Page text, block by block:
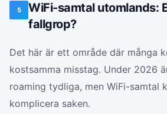
5
WiFi-samtal utomlands:
fallgrop?
Det här är ett område där många
kostsamma misstag. Under 2026
roaming tydliga, men WiFi-samtal
komplicera saken.